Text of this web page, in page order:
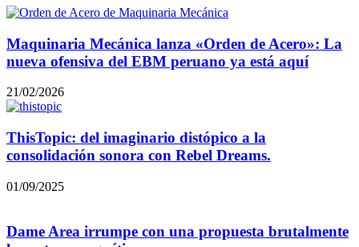
Maquinaria Mecánica lanza «Orden de Acero»: La
nueva ofensiva del EBM peruano ya está aquí
21/02/2026
ThisTopic: del imaginario distópico a la
consolidación sonora con Rebel Dreams.
01/09/2025
Dame Area irrumpe con una propuesta brutalmente